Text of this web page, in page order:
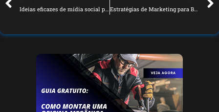
Estratégias de Marketing para Borracharias